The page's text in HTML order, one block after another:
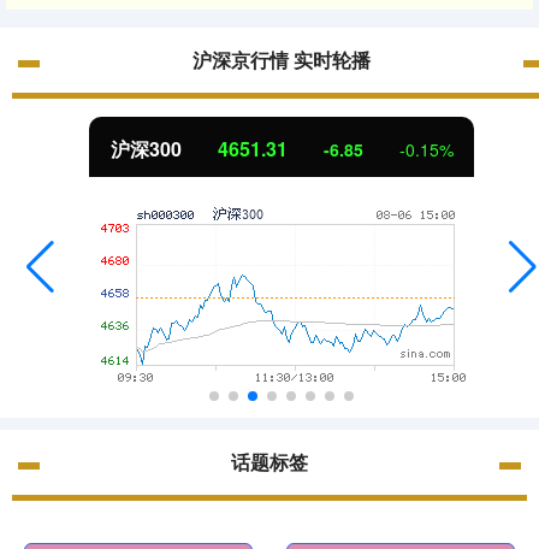
沪深京行情 实时轮播
沪深300 4651.31 -6.85 -0.15%
话题标签